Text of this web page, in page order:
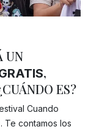
Gracias!
UN
,
ES?
Cuando
Te contamos los